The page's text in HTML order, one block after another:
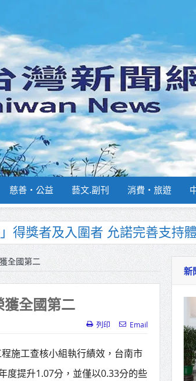
慈善‧公益 藝文.副刊 消費‧旅遊
換血 蔡順元勉提升巡防戰力
8月31日補助擴大至國中生
線動態測試 侯友宜蔣萬安攜手
7盛大登場 新北形象館亮相
業設施公共動土創造千個就業
市長陳其邁、運動部長李洋各
全國第二
全國第二
列印 Email
施工查核小組執行績效，台南市
度提升1.07分，並僅以0.33分的些
新